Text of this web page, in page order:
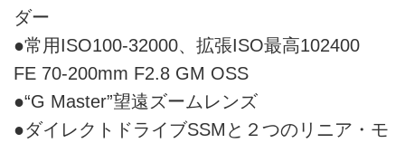
ダー
●常用ISO100-32000、拡張ISO最高102400
FE 70-200mm F2.8 GM OSS
●“G Master”望遠ズームレンズ
●ダイレクトドライブSSMと２つのリニア・モ